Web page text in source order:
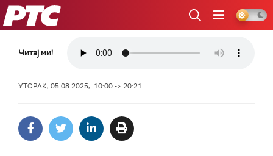
РТС
Читај ми!
УТОРАК, 05.08.2025, 10:00 -> 20:21